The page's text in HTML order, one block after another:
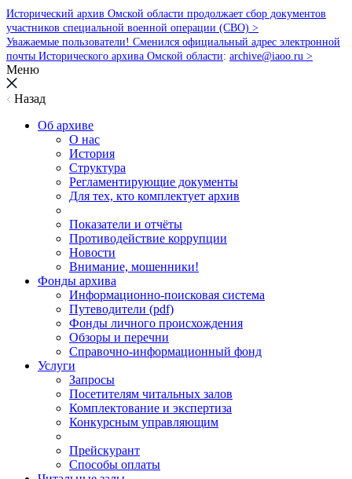
Исторический архив Омской области продолжает сбор документов
участников специальной военной операции (СВО) >
Уважаемые пользователи! Сменился официальный адрес электронной
почты Исторического архива Омской области: archive@iaoo.ru >
Меню
Назад
Об архиве
О нас
История
Структура
Регламентирующие документы
Для тех, кто комплектует архив
Показатели и отчёты
Противодействие коррупции
Новости
Внимание, мошенники!
Фонды архива
Информационно-поисковая система
Путеводители (pdf)
Фонды личного происхождения
Обзоры и перечни
Справочно-информационный фонд
Услуги
Запросы
Посетителям читальных залов
Комплектование и экспертиза
Конкурсным управляющим
Прейскурант
Способы оплаты